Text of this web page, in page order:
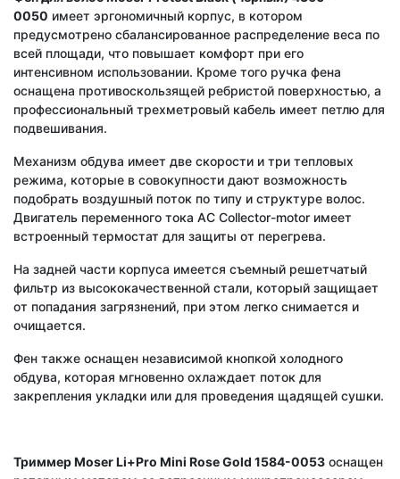
0050 имеет эргономичный корпус, в котором
предусмотрено сбалансированное распределение веса по
всей площади, что повышает комфорт при его
интенсивном использовании. Кроме того ручка фена
оснащена противоскользящей ребристой поверхностью, а
профессиональный трехметровый кабель имеет петлю для
подвешивания.
Механизм обдува имеет две скорости и три тепловых
режима, которые в совокупности дают возможность
подобрать воздушный поток по типу и структуре волос.
Двигатель переменного тока AC Collector-motor имеет
встроенный термостат для защиты от перегрева.
На задней части корпуса имеется съемный решетчатый
фильтр из высококачественной стали, который защищает
от попадания загрязнений, при этом легко снимается и
очищается.
Фен также оснащен независимой кнопкой холодного
обдува, которая мгновенно охлаждает поток для
закрепления укладки или для проведения щадящей сушки.
Триммер Moser Li+Pro Mini Rose Gold 1584-0053 оснащен